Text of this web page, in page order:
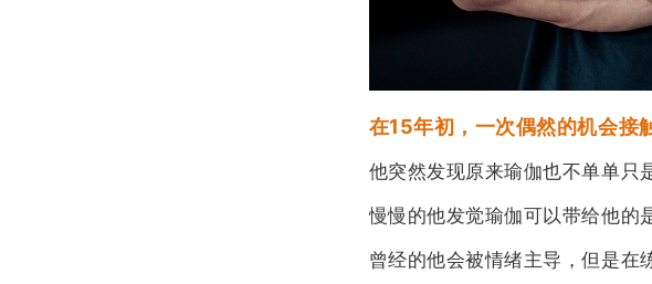
在15年初，一次偶然的机会接
他突然发现原来瑜伽也不单单只
慢慢的他发觉瑜伽可以带给他的
曾经的他会被情绪主导，但是在